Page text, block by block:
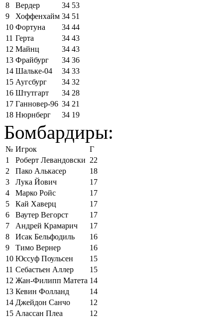
8
Вердер 34 53
9
Хоффенхайм 34 51
10 Фортуна 34 44
11 Герта 34 43
12 Майнц 34 43
13 Фрайбург 34 36
14 Шальке-04 34 33
15 Аугсбург 34 32
16 Штутгарт 34 28
17 Ганновер-96 34 21
18 Нюрнберг 34 19
Бомбардиры:
№ Игрок
Г
1
Роберт Левандовски 22
2
Пако Алькасер
18
3
Лука Йович
17
4
Марко Ройс
17
5
Кай Хаверц
17
6
Ваутер Вегорст
17
7
Андрей Крамарич
17
8
Исак Бельфодиль
16
9
Тимо Вернер
16
10 Юссуф Поульсен
15
11 Себастьен Аллер
15
12 Жан-Филипп Матета 14
13 Кевин Фолланд
14
14 Джейдон Санчо
12
15 Алассан Плеа 12